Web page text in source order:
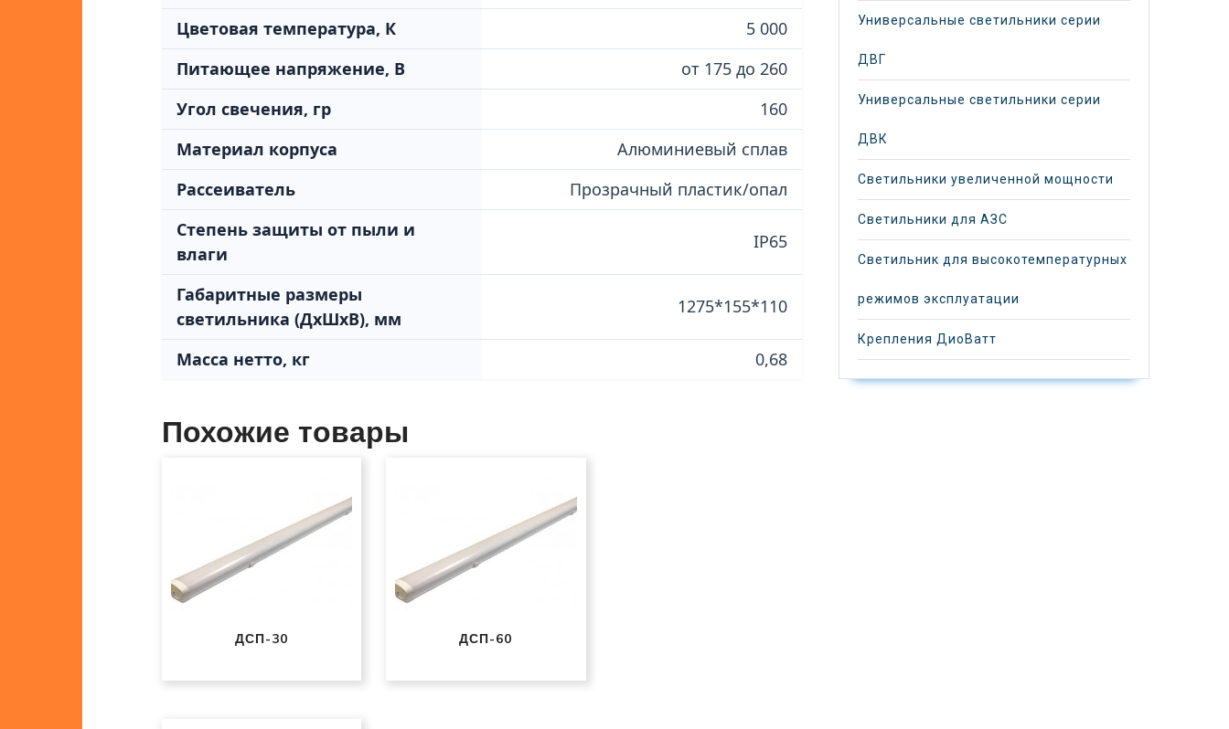
Цветовая температура, К
5 000
Питающее напряжение, В
от 175 до 260
Угол свечения, гр
160
Материал корпуса
Алюминиевый сплав
Рассеиватель
Прозрачный пластик/опал
Степень защиты от пыли и
влаги
IP65
Габаритные размеры
светильника (ДхШхВ), мм
1275*155*110
Масса нетто, кг 0,68
Похожие товары
ДСП-30 ДСП-60
Универсальные светильники серии
ДВГ
Универсальные светильники серии
ДВК
Светильники увеличенной мощности
Светильники для АЗС
Светильник для высокотемпературных
режимов эксплуатации
Крепления ДиоВатт